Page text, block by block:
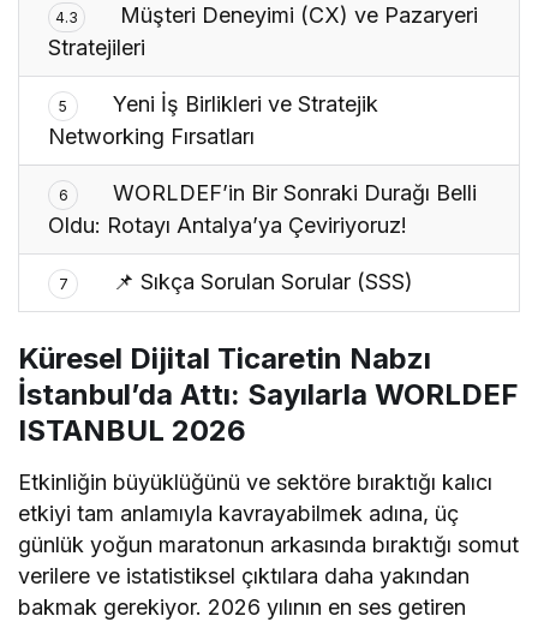
4.3
Müşteri Deneyimi (CX) ve Pazaryeri
Stratejileri
5
Yeni İş Birlikleri ve Stratejik
Networking Fırsatları
6
WORLDEF’in Bir Sonraki Durağı Belli
Oldu: Rotayı Antalya’ya Çeviriyoruz!
7 📌 Sıkça Sorulan Sorular (SSS)
Küresel Dijital Ticaretin Nabzı
İstanbul’da Attı: Sayılarla WORLDEF
ISTANBUL 2026
Etkinliğin büyüklüğünü ve sektöre bıraktığı kalıcı
etkiyi tam anlamıyla kavrayabilmek adına, üç
günlük yoğun maratonun arkasında bıraktığı somut
verilere ve istatistiksel çıktılara daha yakından
bakmak gerekiyor. 2026 yılının en ses getiren